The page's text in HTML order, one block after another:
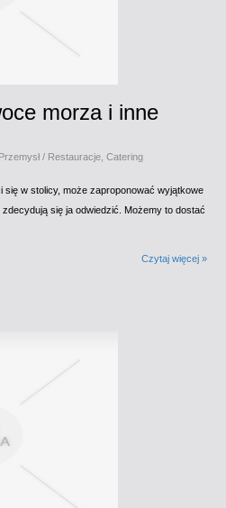
morza i inne
/ Restauracje, Catering
w stolicy, może zaproponować wyjątkowe
się ja odwiedzić. Możemy to dostać
Czytaj więcej »